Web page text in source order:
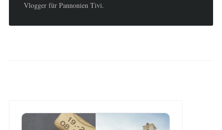
Vlogger für Pannonien Tivi.